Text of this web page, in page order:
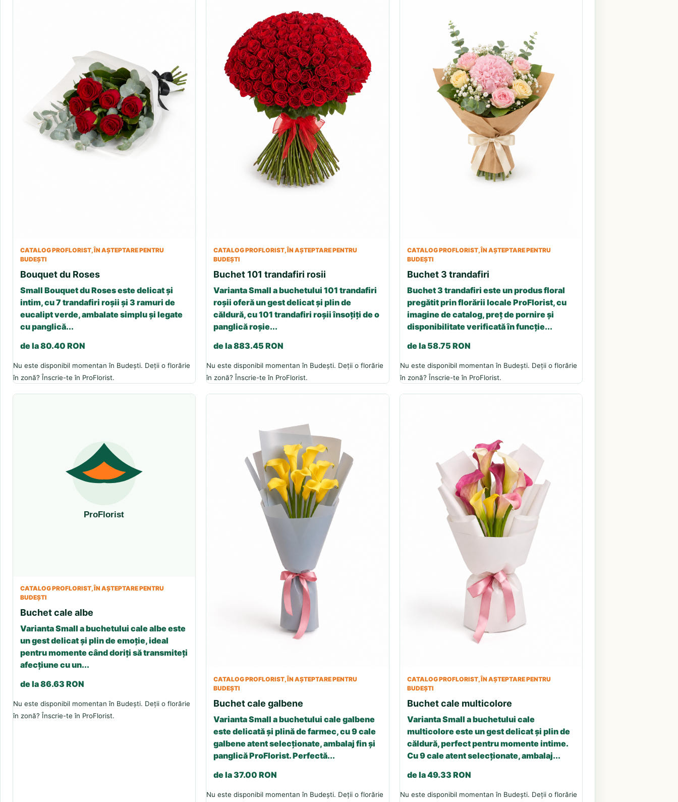
CATALOG PROFLORIST, ÎN AȘTEPTARE PENTRU
BUDEȘTI
Bouquet du Roses
Small Bouquet du Roses este delicat și
intim, cu 7 trandafiri roșii și 3 ramuri de
eucalipt verde, ambalate simplu și legate
cu panglică...
de la 80.40 RON
Nu este disponibil momentan în Budești. Deții o florărie
în zonă? Înscrie-te în ProFlorist.
CATALOG PROFLORIST, ÎN AȘTEPTARE PENTRU
BUDEȘTI
Buchet 101 trandafiri rosii
Varianta Small a buchetului 101 trandafiri
roșii oferă un gest delicat și plin de
căldură, cu 101 trandafiri roșii însoțiți de o
panglică roșie...
de la 883.45 RON
Nu este disponibil momentan în Budești. Deții o florărie
în zonă? Înscrie-te în ProFlorist.
CATALOG PROFLORIST, ÎN AȘTEPTARE PENTRU
BUDEȘTI
Buchet 3 trandafiri
Buchet 3 trandafiri este un produs floral
pregătit prin florării locale ProFlorist, cu
imagine de catalog, preț de pornire și
disponibilitate verificată în funcție...
de la 58.75 RON
Nu este disponibil momentan în Budești. Deții o florărie
în zonă? Înscrie-te în ProFlorist.
CATALOG PROFLORIST, ÎN AȘTEPTARE PENTRU
BUDEȘTI
Buchet cale albe
Varianta Small a buchetului cale albe este
un gest delicat și plin de emoție, ideal
pentru momente când doriți să transmiteți
afecțiune cu un...
de la 86.63 RON
Nu este disponibil momentan în Budești. Deții o florărie
în zonă? Înscrie-te în ProFlorist.
CATALOG PROFLORIST, ÎN AȘTEPTARE PENTRU
BUDEȘTI
Buchet cale galbene
Varianta Small a buchetului cale galbene
este delicată și plină de farmec, cu 9 cale
galbene atent selecționate, ambalaj fin și
panglică ProFlorist. Perfectă...
de la 37.00 RON
Nu este disponibil momentan în Budești. Deții o florărie
CATALOG PROFLORIST, ÎN AȘTEPTARE PENTRU
BUDEȘTI
Buchet cale multicolore
Varianta Small a buchetului cale
multicolore este un gest delicat și plin de
căldură, perfect pentru momente intime.
Cu 9 cale atent selecționate, ambalaj...
de la 49.33 RON
Nu este disponibil momentan în Budești. Deții o florărie